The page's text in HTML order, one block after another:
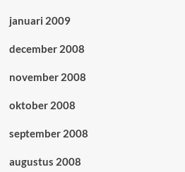
januari 2009
december 2008
november 2008
oktober 2008
september 2008
augustus 2008